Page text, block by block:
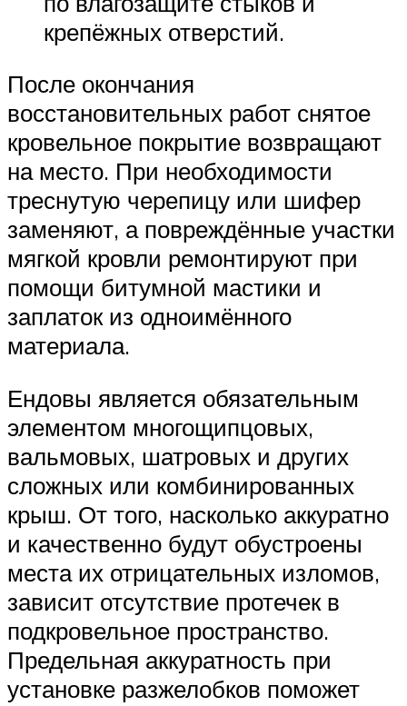
крепёжных отверстий.
После окончания
восстановительных работ снятое
кровельное покрытие возвращают
на место. При необходимости
треснутую черепицу или шифер
заменяют, а повреждённые участки
мягкой кровли ремонтируют при
помощи битумной мастики и
заплаток из одноимённого
материала.
Ендовы является обязательным
элементом многощипцовых,
вальмовых, шатровых и других
сложных или комбинированных
крыш. От того, насколько аккуратно
и качественно будут обустроены
места их отрицательных изломов,
зависит отсутствие протечек в
подкровельное пространство.
Предельная аккуратность при
установке разжелобков поможет